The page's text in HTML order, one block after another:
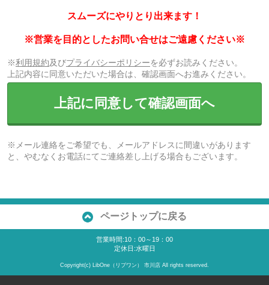
スムーズにやりとり出来ます！
※営業を目的としたお問い合せはご遠慮ください※
※利用規約及びプライバシーポリシーを必ずお読みください。
上記内容に同意いただいた場合は、確認画面へお進みください。
上記に同意して確認画面へ
※メール連絡をご希望でも、メールアドレスに間違いがあります
と、やむなくお電話にてご連絡差し上げる場合もございます。
ページトップに戻る
営業時間:10：00～19：00
定休日:水曜日
Copyright(c) LibOne（リブワン） 市川店 All rights reserved.